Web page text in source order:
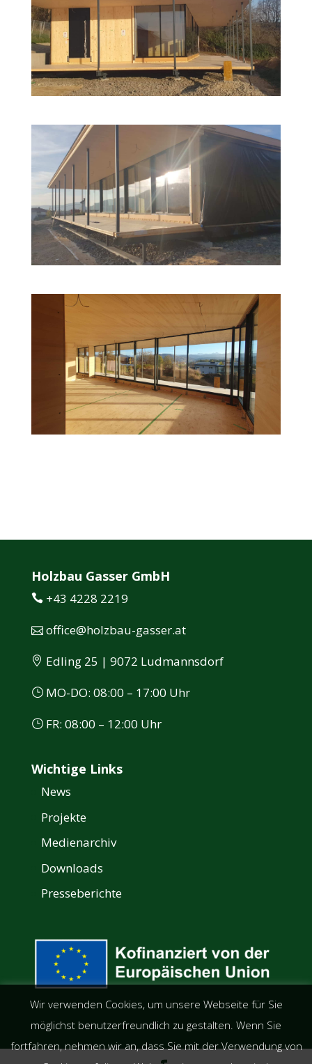
Holzbau Gasser GmbH
+43 4228 2219
office@holzbau-gasser.at
Edling 25 | 9072 Ludmannsdorf
MO-DO: 08:00 – 17:00 Uhr
FR: 08:00 – 12:00 Uhr
Wichtige Links
News
Projekte
Medienarchiv
Downloads
Presseberichte
Wir verwenden Cookies, um unsere Webseite für Sie
möglichst benutzerfreundlich zu gestalten. Wenn Sie
fortfahren, nehmen wir an, dass Sie mit der Verwendung von